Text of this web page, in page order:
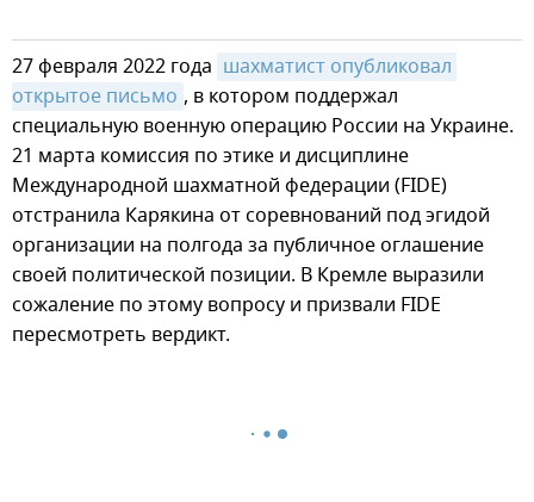
27 февраля 2022 года шахматист опубликовал
открытое письмо , в котором поддержал
специальную военную операцию России на Украине.
21 марта комиссия по этике и дисциплине
Международной шахматной федерации (FIDE)
отстранила Карякина от соревнований под эгидой
организации на полгода за публичное оглашение
своей политической позиции. В Кремле выразили
сожаление по этому вопросу и призвали FIDE
пересмотреть вердикт.